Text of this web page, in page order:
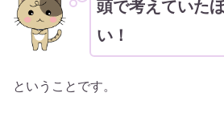
頭で考えていた
い！
ということです。